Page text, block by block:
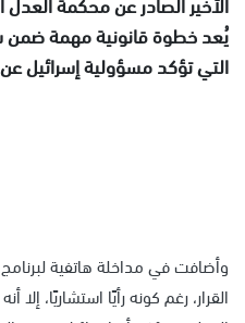
يُعد خطوة قانونية مهمة ضمن
التي تؤكد مسؤولية إسرائيل عن
وأضافت في مداخلة هاتفية
القرار، رغم كونه رأيًا استشاريًا،